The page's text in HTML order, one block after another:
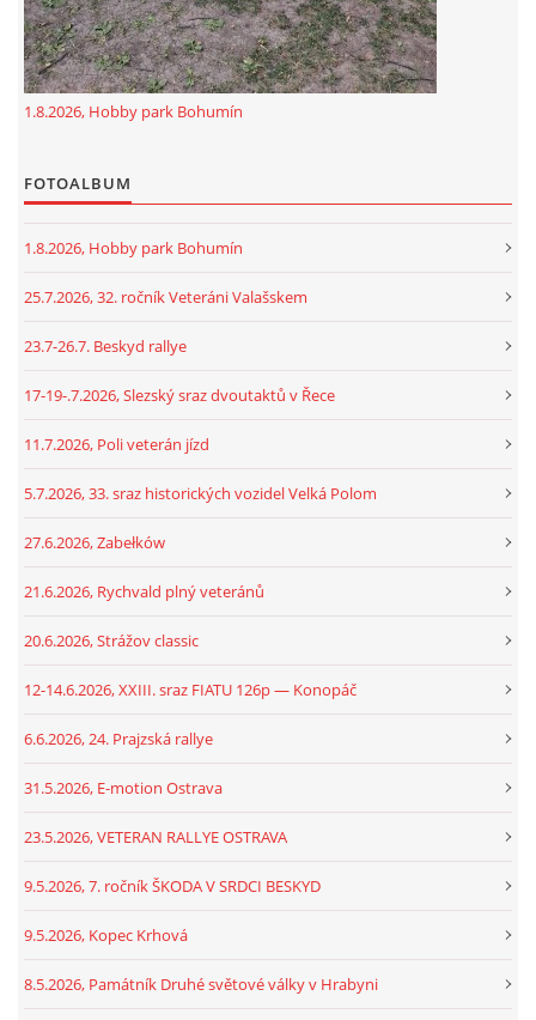
1.8.2026, Hobby park Bohumín
FOTOALBUM
1.8.2026, Hobby park Bohumín
25.7.2026, 32. ročník Veteráni Valašskem
23.7-26.7. Beskyd rallye
17-19-.7.2026, Slezský sraz dvoutaktů v Řece
11.7.2026, Poli veterán jízd
5.7.2026, 33. sraz historických vozidel Velká Polom
27.6.2026, Zabełków
21.6.2026, Rychvald plný veteránů
20.6.2026, Strážov classic
12-14.6.2026, XXIII. sraz FIATU 126p — Konopáč
6.6.2026, 24. Prajzská rallye
31.5.2026, E-motion Ostrava
23.5.2026, VETERAN RALLYE OSTRAVA
9.5.2026, 7. ročník ŠKODA V SRDCI BESKYD
9.5.2026, Kopec Krhová
8.5.2026, Památník Druhé světové války v Hrabyni